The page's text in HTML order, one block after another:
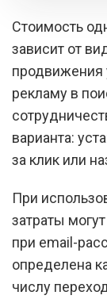
Стоимость
зависит от
продвижения
рекламу в
варианта:
за клик или
При
затраты
при email-
определена
числу